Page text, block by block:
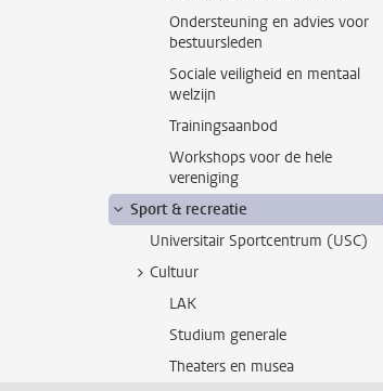
Ondersteuning en advies voor
bestuursleden
Sociale veiligheid en mentaal
welzijn
Trainingsaanbod
Workshops voor de hele
vereniging
Sport & recreatie
Universitair Sportcentrum (USC)
Cultuur
LAK
Studium generale
Theaters en musea